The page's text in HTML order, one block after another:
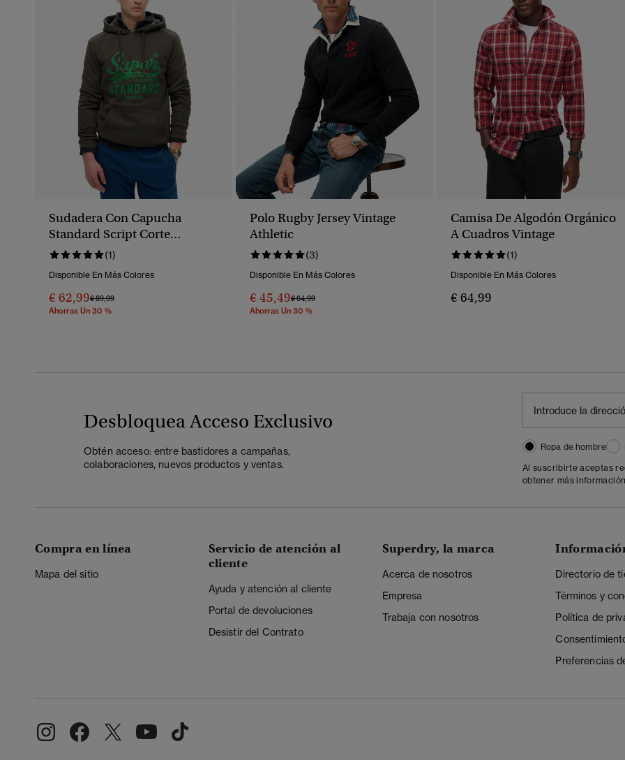
Sudadera Con Capucha
Standard Script Corte
Relajado
(1)
Disponible En Más Colores
€ 62,99Precio Rebajado De
€ 89,99A
Ahorras Un 30 %
Polo Rugby Jersey Vintage
Athletic
(3)
Disponible En Más Colores
€ 45,49Precio Rebajado De
€ 64,99A
Ahorras Un 30 %
Camisa De Algodón Orgánico
A Cuadros Vintage
(1)
Disponible En Más Colores
€ 64,99
Desbloquea Acceso Exclusivo
Obtén acceso: entre bastidores a campañas,
colaboraciones, nuevos productos y ventas.
Ropa de hombre
Al suscribirte aceptas
obtener más
Compra en línea
Mapa del sitio
Servicio de atención al
cliente
Ayuda y atención al cliente
Portal de devoluciones
Desistir del Contrato
Superdry, la marca
Acerca de nosotros
Empresa
Trabaja con nosotros
Directorio de
Términos y
Política de
Preferencias